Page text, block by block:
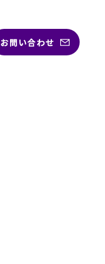
お問い合わせ